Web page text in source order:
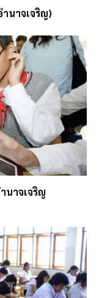
นาจเจริญ)
นาจเจริญ